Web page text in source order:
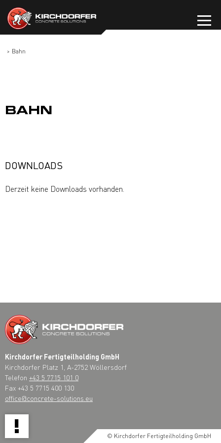
Inhalt
springen
Bahn
BAHN
DOWNLOADS
Derzeit keine Downloads vorhanden.
Kirchdorfer Fertigteilholding GmbH
Kirchdorfer Platz 1, A-2752 Wöllersdorf
Telefon +43 5 7715 101 0
Fax +43 5 7715 400 130
office@concrete-solutions.eu
© Kirchdorfer Fertigteilholding GmbH
!